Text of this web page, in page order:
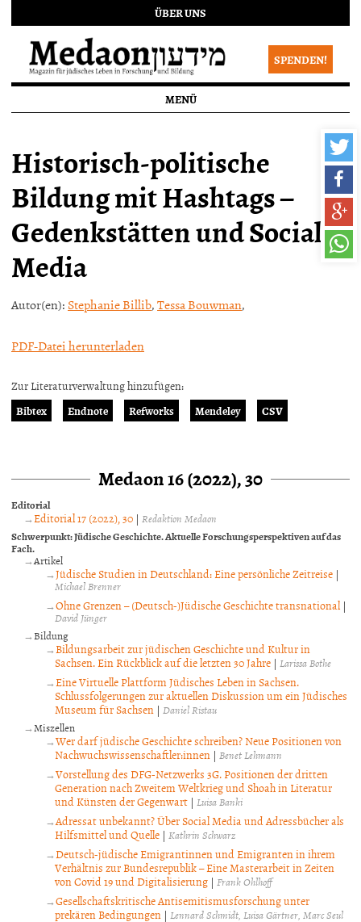
ÜBER UNS
SPENDEN!
MENÜ
Historisch-politische
Bildung mit Hashtags –
Gedenkstätten und Social
Media
Autor(en): Stephanie Billib,Tessa Bouwman,
PDF-Datei herunterladen
Zur Literaturverwaltung hinzufügen:
Bibtex
Endnote Refworks Mendeley CSV
Medaon 16 (2022), 30
Editorial
Editorial 17 (2022), 30 |Redaktion Medaon
Schwerpunkt: Jüdische Geschichte. Aktuelle Forschungsperspektiven auf das
Fach.
Artikel
Jüdische Studien in Deutschland: Eine persönliche Zeitreise |
Michael Brenner
Ohne Grenzen – (Deutsch-)Jüdische Geschichte transnational|
David Jünger
Bildung
Bildungsarbeit zur jüdischen Geschichte und Kultur in
Sachsen. Ein Rückblick auf die letzten 30 Jahre | Larissa Bothe
Eine Virtuelle Plattform Jüdisches Leben in Sachsen.
Schlussfolgerungen zur aktuellen Diskussion um ein Jüdisches
Museum für Sachsen | Daniel Ristau
Miszellen
Wer darf jüdische Geschichte schreiben? Neue Positionen von
Nachwuchswissenschaftler:innen | Benet Lehmann
Vorstellung des DFG-Netzwerks 3G. Positionen der dritten
Generation nach Zweitem Weltkrieg und Shoah in Literatur
und Künsten der Gegenwart | Luisa Banki
Adressat unbekannt? Über Social Media und Adressbücher als
Hilfsmittel und Quelle | Kathrin Schwarz
Deutsch-jüdische Emigrantinnen und Emigranten in ihrem
Verhältnis zur Bundesrepublik – Eine Masterarbeit in Zeiten
von Covid 19 und Digitalisierung | Frank Ohlhoff
Gesellschaftskritische Antisemitismusforschung unter
prekären Bedingungen | Lennard Schmidt Luisa Gärtner Marc Seul